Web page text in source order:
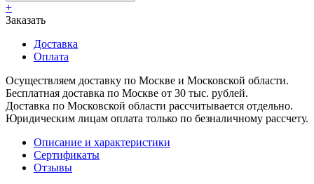
+
Заказать
Доставка
Оплата
Осуществляем доставку по Москве и Московской области.
Бесплатная доставка по Москве от 30 тыс. рублей.
Доставка по Московской области рассчитывается отдельно.
Юридическим лицам оплата только по безналичному рассчету.
Описание и характеристики
Сертификаты
Отзывы